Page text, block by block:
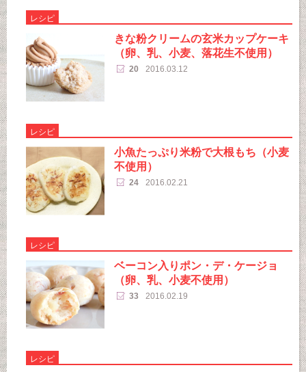
レシピ
きな粉クリームの玄米カップケーキ
（卵、乳、小麦、落花生不使用）
20 2016.03.12
レシピ
小魚たっぷり米粉で大根もち（小麦
不使用）
24 2016.02.21
レシピ
ベーコン入りポン・デ・ケージョ
（卵、乳、小麦不使用）
33 2016.02.19
レシピ